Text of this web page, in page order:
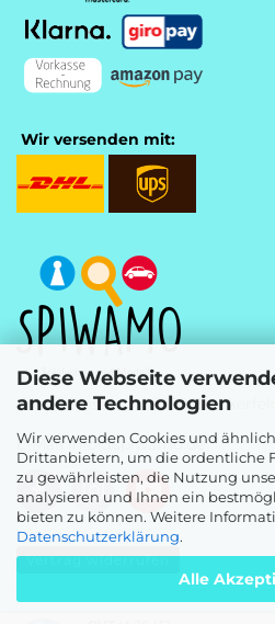
Diese Webseite
andere Technologien
Wir verwenden Cookies und
Drittanbietern, um die ordentliche
zu gewährleisten, die Nutzung
analysieren und Ihnen ein
bieten zu können. Weitere
Datenschutzerklärung.
Alle
Wir versenden mit:
Westfalenstr. 13, 58339 Breckerfeld
E-Mailinfo@spiwamo.de
Vertrag widerrufen